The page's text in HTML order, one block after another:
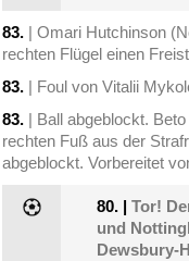
83. | Omari Hutchinson
rechten Flügel einen
83. | Foul von Vitalii
83. | Ball abgeblockt.
rechten Fuß aus der
abgeblockt. Vorbereitet
80. |Tor!
und
Dewsbury-